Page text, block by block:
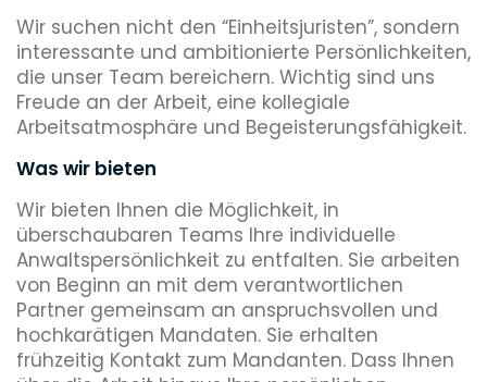
Wir suchen nicht den “Einheitsjuristen”, sondern
interessante und ambitionierte Persönlichkeiten,
die unser Team bereichern. Wichtig sind uns
Freude an der Arbeit, eine kollegiale
Arbeitsatmosphäre und Begeisterungsfähigkeit.
Was wir bieten
Wir bieten Ihnen die Möglichkeit, in
überschaubaren Teams Ihre individuelle
Anwaltspersönlichkeit zu entfalten. Sie arbeiten
von Beginn an mit dem verantwortlichen
Partner gemeinsam an anspruchsvollen und
hochkarätigen Mandaten. Sie erhalten
frühzeitig Kontakt zum Mandanten. Dass Ihnen